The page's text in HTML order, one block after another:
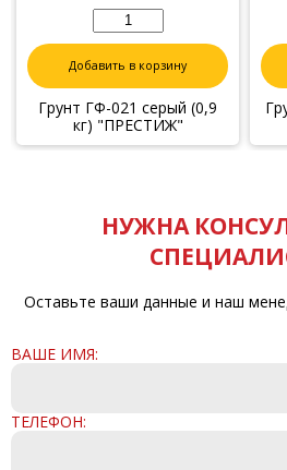
Добавить в корзину
Грунт ГФ-021 серый (0,9
кг) "ПРЕСТИЖ"
НУЖНА
Оставьте ваши данные и наш
ВАШЕ ИМЯ:
ТЕЛЕФОН: